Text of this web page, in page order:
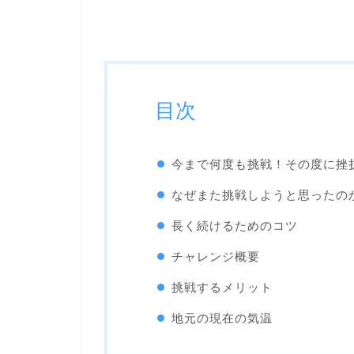
目次
今まで何度も挑戦！その度に挫
なぜまた挑戦しようと思ったの
長く続けるためのコツ
チャレンジ概要
挑戦するメリット
地元の現在の気温